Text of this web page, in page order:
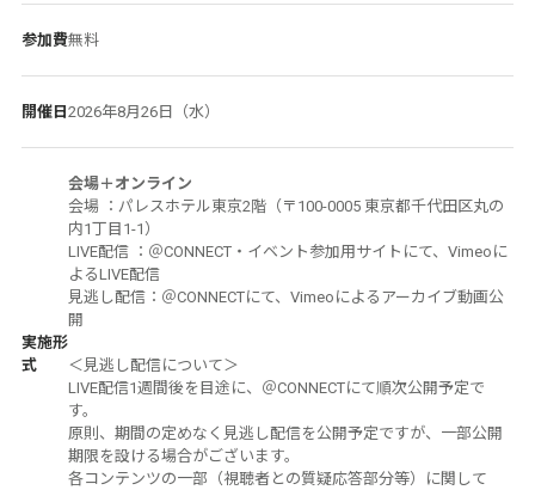
参加費無料
開催日 2026年8月26日（水）
実施形
式
会場＋オンライン
会場 ：パレスホテル東京2階（〒100-0005 東京都千代田区丸の
内1丁目1-1）
LIVE配信 ：＠CONNECT・イベント参加用サイトにて、Vimeoに
よるLIVE配信
見逃し配信：＠CONNECTにて、Vimeoによるアーカイブ動画公
開
＜見逃し配信について＞
LIVE配信1週間後を目途に、＠CONNECTにて順次公開予定で
す。
原則、期間の定めなく見逃し配信を公開予定ですが、一部公開
期限を設ける場合がございます。
各コンテンツの一部（視聴者との質疑応答部分等）に関して